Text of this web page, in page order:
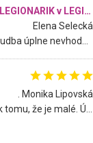
Vnútorné detské ihrisko LEGIONARIK v LEGIA Fitness
Elena Selecká
. Monika Lipovská